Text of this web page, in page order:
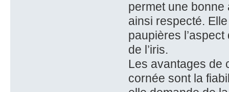
permet une
ainsi respecté.
paupières
de l’iris.
Les avantages de
cornée sont la